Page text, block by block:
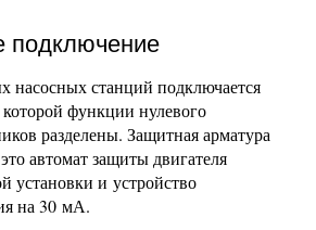
подключение
насосных станций подключается
функции нулевого
разделены. Защитная арматура
автомат защиты двигателя
установки и устройство
на 30 мА.